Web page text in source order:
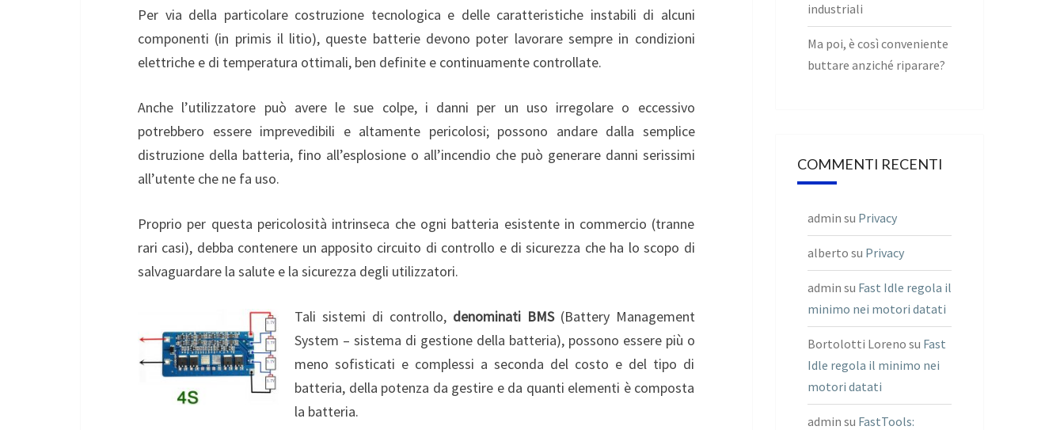
Per via della particolare costruzione tecnologica e delle caratteristiche instabili di alcuni
componenti (in primis il litio), queste batterie devono poter lavorare sempre in condizioni
elettriche e di temperatura ottimali, ben definite e continuamente controllate.
Anche l’utilizzatore può avere le sue colpe, i danni per un uso irregolare o eccessivo
potrebbero essere imprevedibili e altamente pericolosi; possono andare dalla semplice
distruzione della batteria, fino all’esplosione o all’incendio che può generare danni serissimi
all’utente che ne fa uso.
Proprio per questa pericolosità intrinseca che ogni batteria esistente in commercio (tranne
rari casi), debba contenere un apposito circuito di controllo e di sicurezza che ha lo scopo di
salvaguardare la salute e la sicurezza degli utilizzatori.
Tali sistemi di controllo, denominati BMS(Battery Management
System – sistema di gestione della batteria), possono essere più o
meno sofisticati e complessi a seconda del costo e del tipo di
batteria, della potenza da gestire e da quanti elementi è composta
la batteria.
industriali
Ma poi, è così conveniente
buttare anziché riparare?
COMMENTI RECENTI
admin su Privacy
alberto su Privacy
admin su Fast Idle regola il
minimo nei motori datati
Bortolotti Loreno su Fast
Idle regola il minimo nei
motori datati
admin su FastTools: